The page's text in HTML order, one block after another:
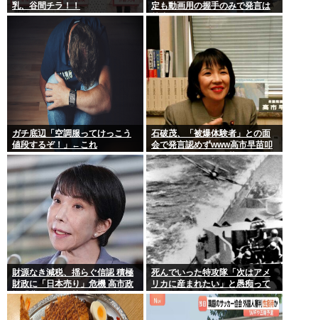
乳、谷間チラ！！
定も動画用の握手のみで発言は
禁止www
ガチ底辺「空調服ってけっこう
値段するぞ！」←これ
石破茂、「被爆体験者」との面
会で発言認めずwww高市早苗叩
いてたケンモメンは革肉なもん
だねえ～w
財源なき減税、揺らぐ信認 積極
財政に「日本売り」危機 高市政
権「悲願」に固執〔深層探訪〕
死んでいった特攻隊「次はアメ
リカに産まれたい」と愚痴って
いた